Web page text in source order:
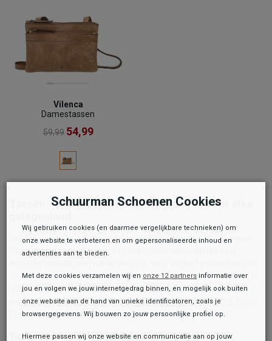
Vilenca
Damestassen
59,99 54,99
Tassen – praktisch, stijlvol en geschikt voor elke
Ontdek de veelzijdige collectietassenbijSchuurman Schoenen
Of je nu op zoek bent naar een praktische schoudertas voor
of een trendy tas om jouw outfit compleet te maken – hier vind je
altijd een model dat past bij jouw stijl. Kies uit populaire merken
zoalsBeagles, Charm London,Enrico Benetti,Just Dreamz
Puma,Rieker,Steve Madden, VansenVilenca.
Tassen voor dames, heren en kinderen
Schuurman Schoenen Cookies
Wij gebruiken cookies (en daarmee vergelijkbare technieken) om
onze website te verbeteren en om gepersonaliseerde inhoud en
advertenties aan te bieden.
Met deze cookies verzamelen wij en onze 12 partners informatie over
jou en volgen we jouw internetgedrag binnen, en mogelijk ook buiten
onze website aan de hand van unieke identificatoren, zoals je
browsergegevens. Wij bouwen zo jouw persoonlijke profiel op.
Hiermee passen wij onze website en communicatie aan op jouw